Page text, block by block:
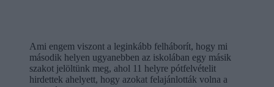
Ami engem viszont a leginkább felháborít, hogy mi
második helyen ugyanebben az iskolában egy másik
szakot jelöltünk meg, ahol 11 helyre pótfelvételit
hirdettek ahelyett, hogy azokat felajánlották volna a